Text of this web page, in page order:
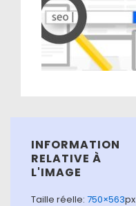
INFORMATION
RELATIVE À
L'IMAGE
Taille réelle: 750×563px